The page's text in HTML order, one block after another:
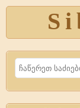
Search